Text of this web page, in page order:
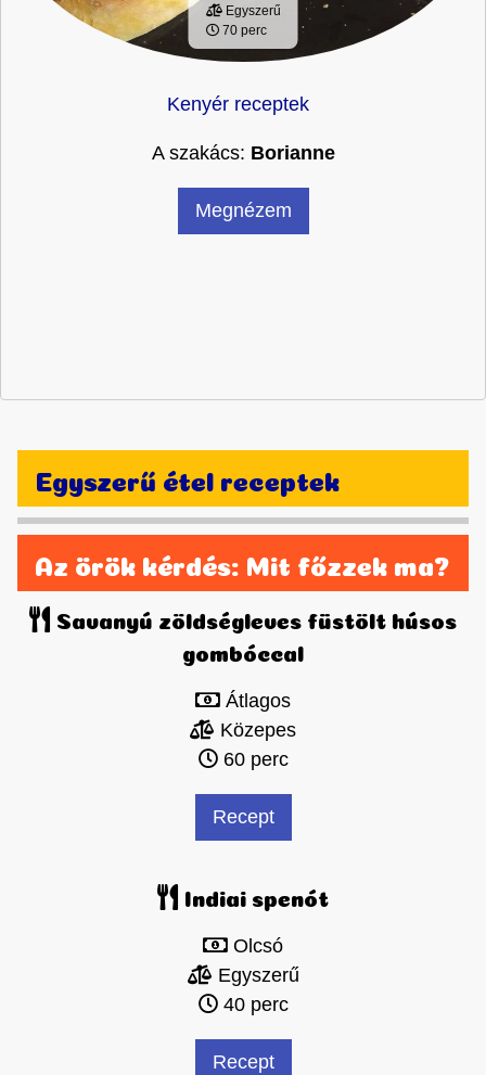
Egyszerű
70 perc
Kenyér receptek
A szakács: Borianne
Megnézem
Egyszerű étel receptek
Az örök kérdés: Mit főzzek ma?
Savanyú zöldségleves füstölt húsos
gombóccal
Átlagos
Közepes
60 perc
Recept
Indiai spenót
Olcsó
Egyszerű
40 perc
Recept